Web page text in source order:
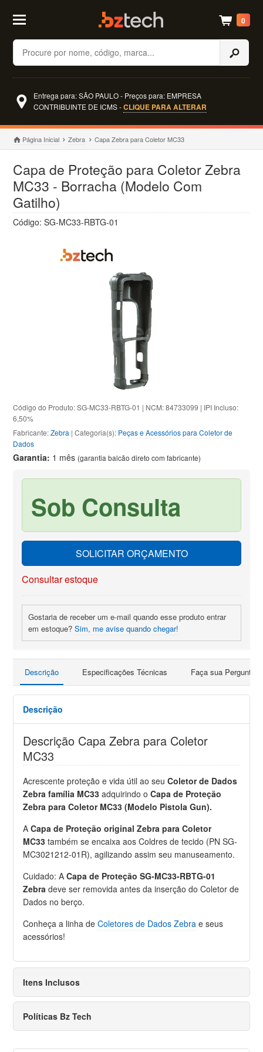
Buscar
0
Entrega para: SÃO PAULO - Preços para: EMPRESA
CONTRIBUINTE DE ICMS -CLIQUE PARA ALTERAR
Página Inicial Zebra Capa Zebra para Coletor MC33
Capa de Proteção para Coletor Zebra
MC33 - Borracha (Modelo Com
Gatilho)
Código: SG-MC33-RBTG-01
Código do Produto: SG-MC33-RBTG-01 | NCM: 84733099 | IPI Incluso:
6,50%
Fabricante:Zebra | Categoria(s): Peças e Acessórios para Coletor de
Dados
Garantia: 1 mês (garantia balcão direto com fabricante)
Sob Consulta
SOLICITAR ORÇAMENTO
Consultar estoque
Gostaria de receber um e-mail quando esse produto entrar
em estoque?Sim, me avise quando chegar!
Descrição Especificações Técnicas Faça sua Pergunta
Descrição
Descrição Capa Zebra para Coletor
MC33
Acrescente proteção e vida útil ao seuColetor de Dados
Zebra família MC33 adquirindo oCapa de Proteção
Zebra para Coletor MC33 (Modelo Pistola Gun).
ACapa de Proteção original Zebra para Coletor
MC33também se encaixa aos Coldres de tecido (PN SG-
MC3021212-01R), agilizando assim seu manuseamento.
Cuidado: ACapa de Proteção SG-MC33-RBTG-01
Zebra deve ser removida antes da inserção do Coletor de
Dados no berço.
Conheça a linha deColetores de Dados Zebra e seus
acessórios!
Itens Inclusos
Políticas Bz Tech